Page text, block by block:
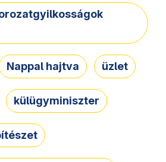
Nappal hajtva üzlet
külügyminiszter